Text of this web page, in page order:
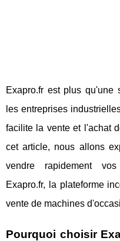
Exapro.fr est plus qu'une
les entreprises
facilite la vente et l'achat
cet article, nous allons
vendre rapidement
Exapro.fr, la plateforme
vente de machines
Pourquoi choisir